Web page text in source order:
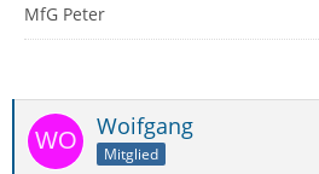
MfG Peter
Woifgang
Mitglied